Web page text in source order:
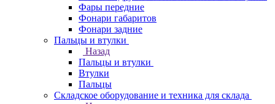
Фары передние
Фонари габаритов
Фонари задние
Пальцы и втулки
Назад
Пальцы и втулки
Втулки
Пальцы
Складское оборудование и техника для склада